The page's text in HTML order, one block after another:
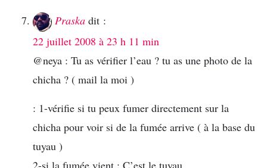
Praska dit :
22 juillet 2008 à 23 h 11 min
@neya : Tu as vérifier l’eau ? tu as une photo de la
chicha ? ( mail la moi )
: 1-vérifie si tu peux fumer directement sur la
chicha pour voir si de la fumée arrive ( à la base du
tuyau )